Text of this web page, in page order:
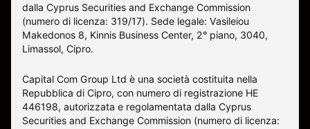
dalla Cyprus Securities and Exchange Commission
(numero di licenza: 319/17). Sede legale: Vasileiou
Makedonos 8, Kinnis Business Center, 2° piano, 3040,
Limassol, Cipro.
Capital Com Group Ltd è una società costituita nella
Repubblica di Cipro, con numero di registrazione ΗΕ
446198, autorizzata e regolamentata dalla Cyprus
Securities and Exchange Commission (numero di licenza: